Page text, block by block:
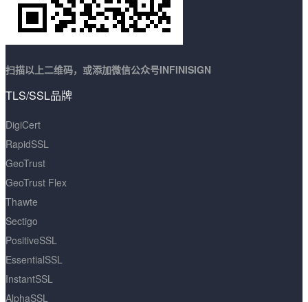
扫描以上二维码，或添加微信公众号INFINISIGN
TLS/SSL品牌
DigiCert
RapidSSL
GeoTrust
GeoTrust Flex
Thawte
Sectigo
PositiveSSL
EssentialSSL
InstantSSL
AlphaSSL